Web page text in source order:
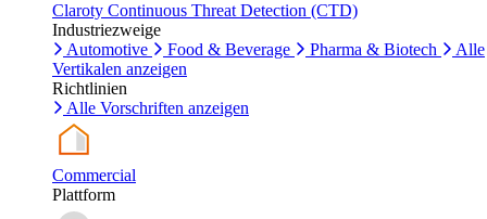
Claroty Continuous Threat Detection (CTD)
Industriezweige
Automotive
Food & Beverage Pharma & Biotech
Alle
Vertikalen anzeigen
Richtlinien
Alle Vorschriften anzeigen
Commercial
Plattform